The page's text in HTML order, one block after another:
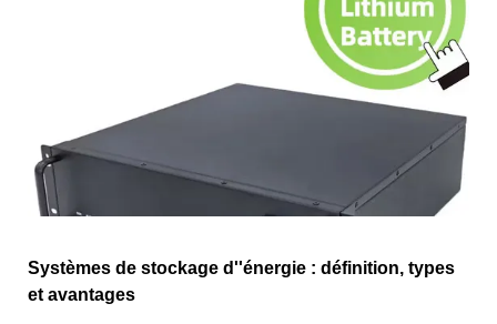
Systèmes de stockage d''énergie : définition, types
et avantages